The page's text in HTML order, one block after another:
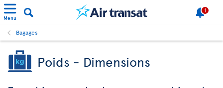
Menu
1
Bagages
Poids - Dimensions